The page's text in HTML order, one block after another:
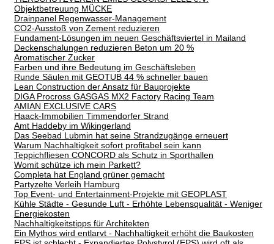
Objektbetreuung MÜCKE
Drainpanel Regenwasser-Management
CO2-Ausstoß von Zement reduzieren
Fundament-Lösungen im neuen Geschäftsviertel in Mailand
Deckenschalungen reduzieren Beton um 20 %
Aromatischer Zucker
Farben und ihre Bedeutung im Geschäftsleben
Runde Säulen mit GEOTUB 44 % schneller bauen
Lean Construction der Ansatz für Bauprojekte
DIGA Procross GASGAS MX2 Factory Racing Team
AMIAN EXCLUSIVE CARS
Haack-Immobilien Timmendorfer Strand
Amt Haddeby im Wikingerland
Das Seebad Lubmin hat seine Strandzugänge erneuert
Warum Nachhaltigkeit sofort profitabel sein kann
Teppichfliesen CONCORD als Schutz in Sporthallen
Womit schütze ich mein Parkett?
Completa hat England grüner gemacht
Partyzelte Verleih Hamburg
Top Event- und Entertainment-Projekte mit GEOPLAST
Kühle Städte - Gesunde Luft - Erhöhte Lebensqualität - Weniger
Energiekosten
Nachhaltigkeitstipps für Architekten
Ein Mythos wird entlarvt - Nachhaltigkeit erhöht die Baukosten